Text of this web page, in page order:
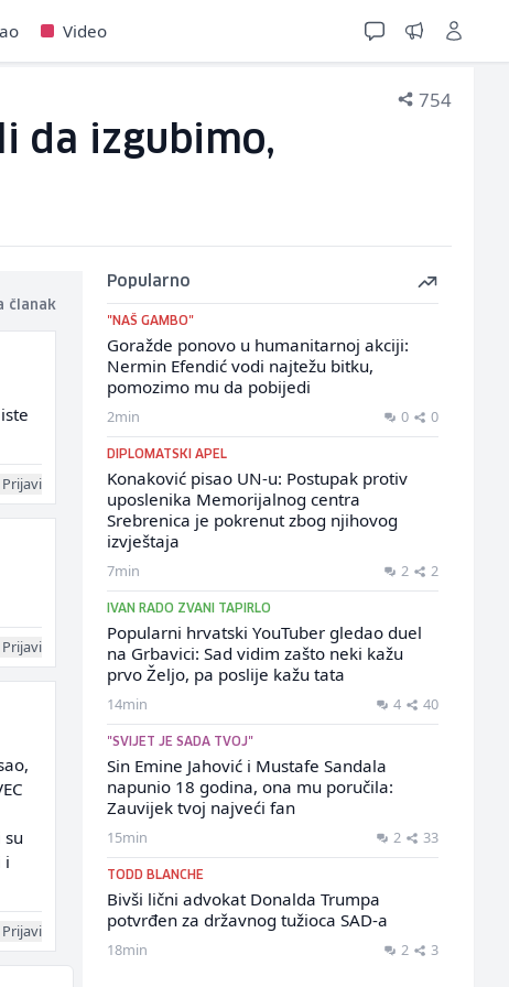
Video
754
da izgubimo,
članak
Prijavi
Prijavi
su
i
Prijavi
Popularno
"NAŠ GAMBO"
Goražde ponovo u humanitarnoj akciji:
Nermin Efendić vodi najtežu bitku,
pomozimo mu da pobijedi
2min 0 0
DIPLOMATSKI APEL
Konaković pisao UN-u: Postupak protiv
uposlenika Memorijalnog centra
Srebrenica je pokrenut zbog njihovog
izvještaja
7min 2 2
IVAN RADO ZVANI TAPIRLO
Popularni hrvatski YouTuber gledao duel
na Grbavici: Sad vidim zašto neki kažu
prvo Željo, pa poslije kažu tata
14min 4 40
"SVIJET JE SADA TVOJ"
Sin Emine Jahović i Mustafe Sandala
napunio 18 godina, ona mu poručila:
Zauvijek tvoj najveći fan
15min 2 33
TODD BLANCHE
Bivši lični advokat Donalda Trumpa
potvrđen za državnog tužioca SAD-a
18min 2 3